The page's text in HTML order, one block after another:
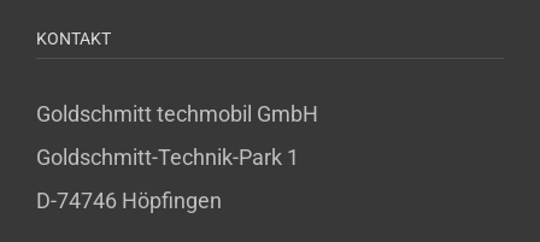
KONTAKT
Goldschmitt techmobil GmbH
Goldschmitt-Technik-Park 1
D-74746 Höpfingen